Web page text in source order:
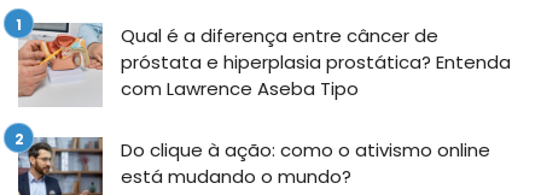
Qual é a diferença entre câncer de
próstata e hiperplasia prostática? Entenda
com Lawrence Aseba Tipo
Do clique à ação: como o ativismo online
está mudando o mundo?